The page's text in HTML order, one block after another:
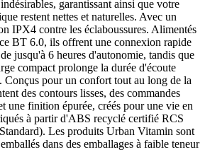
garantissant ainsi que votre
restent nettes et naturelles. Avec un
IPX4 contre les éclaboussures. Alimentés
BT 6.0, ils offrent une connexion rapide
jusqu'à 6 heures d'autonomie, tandis que
compact prolonge la durée d'écoute
Conçus pour un confort tout au long de la
des contours lisses, des commandes
une finition épurée, créés pour une vie en
à partir d'ABS recyclé certifié RCS
Les produits Urban Vitamin sont
dans des emballages à faible teneur